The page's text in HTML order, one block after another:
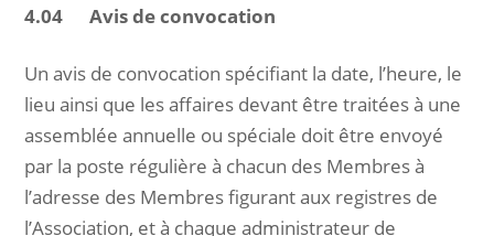
4.04 Avis de convocation
Un avis de convocation spécifiant la date, l’heure, le
lieu ainsi que les affaires devant être traitées à une
assemblée annuelle ou spéciale doit être envoyé
par la poste régulière à chacun des Membres à
l’adresse des Membres figurant aux registres de
l’Association, et à chaque administrateur de